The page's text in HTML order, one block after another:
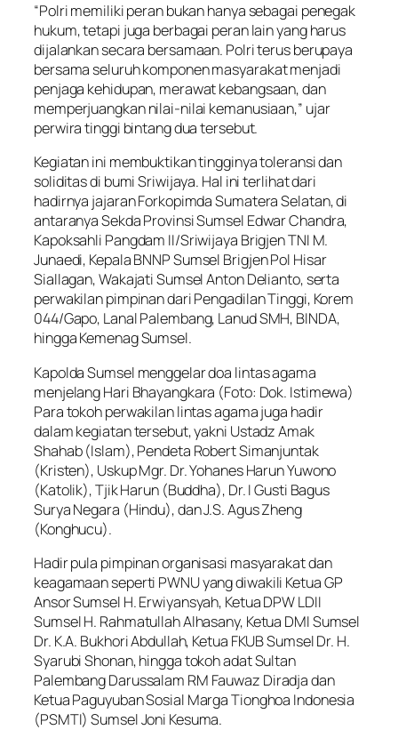
“Polri memiliki peran bukan hanya sebagai penegak
hukum, tetapi juga berbagai peran lain yang harus
dijalankan secara bersamaan. Polri terus berupaya
bersama seluruh komponen masyarakat menjadi
penjaga kehidupan, merawat kebangsaan, dan
memperjuangkan nilai-nilai kemanusiaan,” ujar
perwira tinggi bintang dua tersebut.
Kegiatan ini membuktikan tingginya toleransi dan
soliditas di bumi Sriwijaya. Hal ini terlihat dari
hadirnya jajaran Forkopimda Sumatera Selatan, di
antaranya Sekda Provinsi Sumsel Edwar Chandra,
Kapoksahli Pangdam II/Sriwijaya Brigjen TNI M.
Junaedi, Kepala BNNP Sumsel Brigjen Pol Hisar
Siallagan, Wakajati Sumsel Anton Delianto, serta
perwakilan pimpinan dari Pengadilan Tinggi, Korem
044/Gapo, Lanal Palembang, Lanud SMH, BINDA,
hingga Kemenag Sumsel.
Kapolda Sumsel menggelar doa lintas agama
menjelang Hari Bhayangkara (Foto: Dok. Istimewa)
Para tokoh perwakilan lintas agama juga hadir
dalam kegiatan tersebut, yakni Ustadz Amak
Shahab (Islam), Pendeta Robert Simanjuntak
(Kristen), Uskup Mgr. Dr. Yohanes Harun Yuwono
(Katolik), Tjik Harun (Buddha), Dr. I Gusti Bagus
Surya Negara (Hindu), dan J.S. Agus Zheng
(Konghucu).
Hadir pula pimpinan organisasi masyarakat dan
keagamaan seperti PWNU yang diwakili Ketua GP
Ansor Sumsel H. Erwiyansyah, Ketua DPW LDII
Sumsel H. Rahmatullah Alhasany, Ketua DMI Sumsel
Dr. K.A. Bukhori Abdullah, Ketua FKUB Sumsel Dr. H.
Syarubi Shonan, hingga tokoh adat Sultan
Palembang Darussalam RM Fauwaz Diradja dan
Ketua Paguyuban Sosial Marga Tionghoa Indonesia
(PSMTI) Sumsel Joni Kesuma.